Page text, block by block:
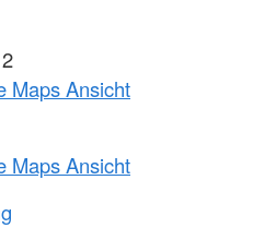
Maps Ansicht
Maps Ansicht